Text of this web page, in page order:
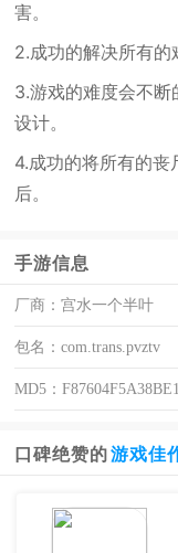
害。
2.成功的解决所有的
3.游戏的难度会不
设计。
4.成功的将所有的
后。
手游信息
厂商：宫水一个半叶
包名：com.trans.pvztv
MD5：
口碑绝赞的 游戏佳